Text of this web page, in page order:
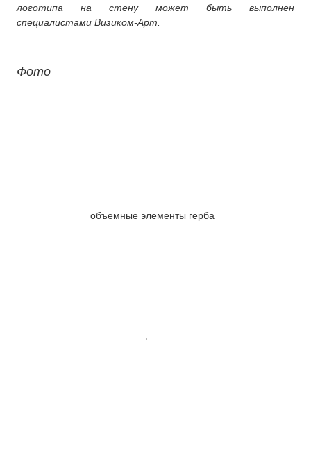
логотипа на стену может быть выполнен
специалистами Визиком-Арт.
Фото
объемные элементы герба
логотип в офисе компании